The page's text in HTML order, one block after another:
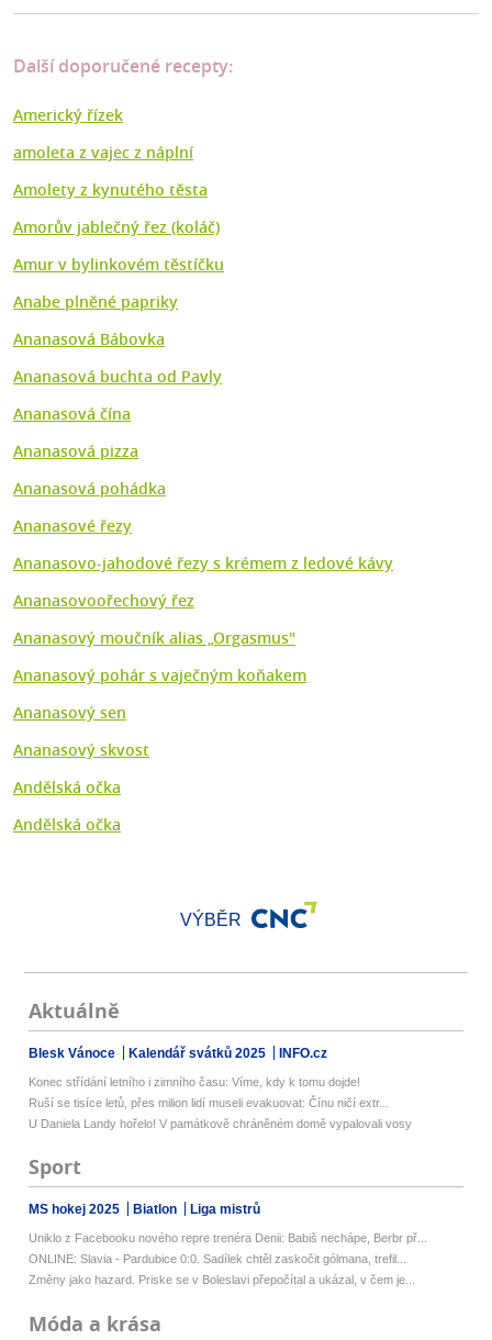
Další doporučené recepty:
Americký řízek
amoleta z vajec z náplní
Amolety z kynutého těsta
Amorův jablečný řez (koláč)
Amur v bylinkovém těstíčku
Anabe plněné papriky
Ananasová Bábovka
Ananasová buchta od Pavly
Ananasová čína
Ananasová pizza
Ananasová pohádka
Ananasové řezy
Ananasovo-jahodové řezy s krémem z ledové kávy
Ananasovoořechový řez
Ananasový moučník alias „Orgasmus"
Ananasový pohár s vaječným koňakem
Ananasový sen
Ananasový skvost
Andělská očka
Andělská očka
VÝBĚR
Aktuálně
Blesk Vánoce Kalendář svátků 2025 INFO.cz
Konec střídání letního i zimního času: Víme, kdy k tomu dojde!
Ruší se tisíce letů, přes milion lidí museli evakuovat: Čínu ničí extr...
U Daniela Landy hořelo! V památkově chráněném domě vypalovali vosy
Sport
MS hokej 2025 Biatlon Liga mistrů
Uniklo z Facebooku nového repre trenéra Denii: Babiš nechápe, Berbr př...
ONLINE: Slavia - Pardubice 0:0. Sadílek chtěl zaskočit gólmana, trefil...
Změny jako hazard. Priske se v Boleslavi přepočítal a ukázal, v čem je...
Móda a krása